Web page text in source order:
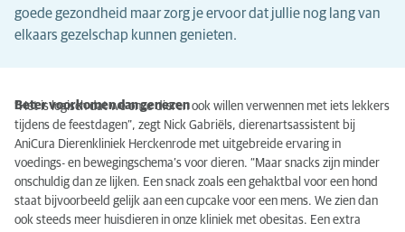
goede gezondheid maar zorg je ervoor dat jullie nog lang van
elkaars gezelschap kunnen genieten.
Beter voorkomen dan genezen
“Het is logisch dat we onze dieren ook willen verwennen met iets lekkers
tijdens de feestdagen”, zegt Nick Gabriëls, dierenartsassistent bij
AniCura Dierenkliniek Herckenrode met uitgebreide ervaring in
voedings- en bewegingschema’s voor dieren. “Maar snacks zijn minder
onschuldig dan ze lijken. Een snack zoals een gehaktbal voor een hond
staat bijvoorbeeld gelijk aan een cupcake voor een mens. We zien dan
ook steeds meer huisdieren in onze kliniek met obesitas. Een extra